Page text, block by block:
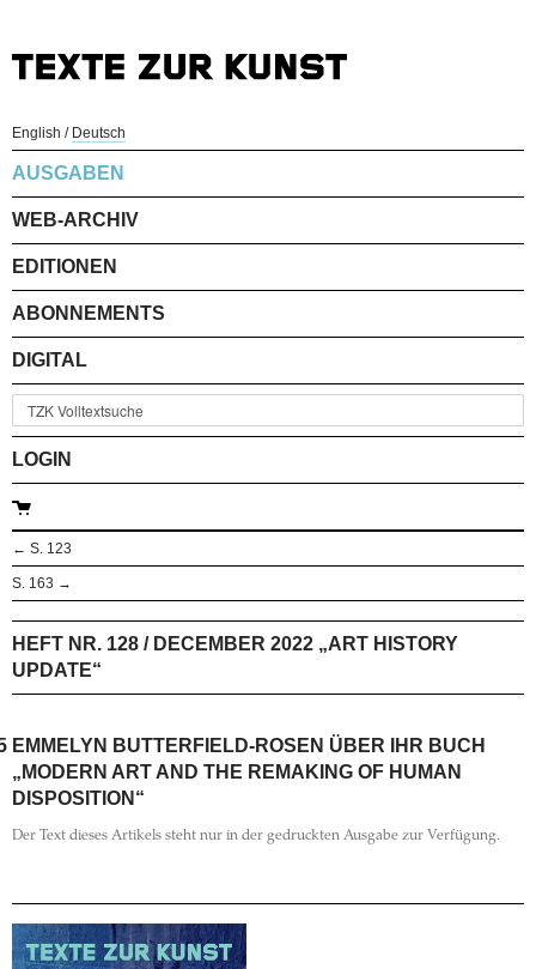
English / Deutsch
AUSGABEN
WEB-ARCHIV
EDITIONEN
ABONNEMENTS
DIGITAL
LOGIN
← S. 123
S. 163 →
HEFT NR. 128 / DECEMBER 2022 „ART HISTORY
UPDATE“
EMMELYN BUTTERFIELD-ROSEN ÜBER IHR BUCH
„MODERN ART AND THE REMAKING OF HUMAN
DISPOSITION“
Der Text dieses Artikels steht nur in der gedruckten Ausgabe zur Verfügung.